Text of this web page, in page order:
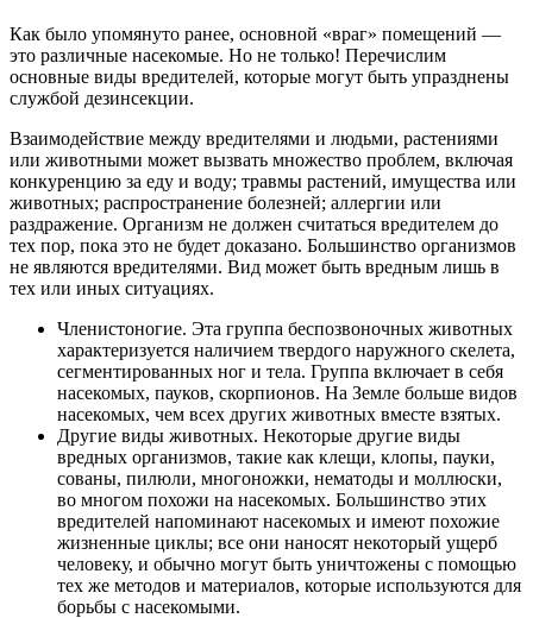
Как было упомянуто ранее, основной «враг» помещений —
это различные насекомые. Но не только! Перечислим
основные виды вредителей, которые могут быть упразднены
службой дезинсекции.
Взаимодействие между вредителями и людьми, растениями
или животными может вызвать множество проблем, включая
конкуренцию за еду и воду; травмы растений, имущества или
животных; распространение болезней; аллергии или
раздражение. Организм не должен считаться вредителем до
тех пор, пока это не будет доказано. Большинство организмов
не являются вредителями. Вид может быть вредным лишь в
тех или иных ситуациях.
Членистоногие. Эта группа беспозвоночных животных
характеризуется наличием твердого наружного скелета,
сегментированных ног и тела. Группа включает в себя
насекомых, пауков, скорпионов. На Земле больше видов
насекомых, чем всех других животных вместе взятых.
Другие виды животных. Некоторые другие виды
вредных организмов, такие как клещи, клопы, пауки,
сованы, пилюли, многоножки, нематоды и моллюски,
во многом похожи на насекомых. Большинство этих
вредителей напоминают насекомых и имеют похожие
жизненные циклы; все они наносят некоторый ущерб
человеку, и обычно могут быть уничтожены с помощью
тех же методов и материалов, которые используются для
борьбы с насекомыми.